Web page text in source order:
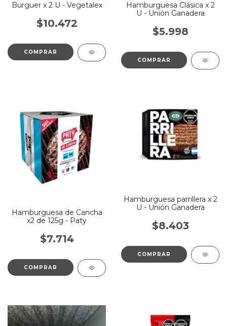
Burguer x 2 U - Vegetalex
$10.472
Hamburguesa Clásica x 2
U - Unión Ganadera
$5.998
Hamburguesa de Cancha
x2 de 125g - Paty
$7.714
Hamburguesa parrillera x 2
U - Unión Ganadera
$8.403